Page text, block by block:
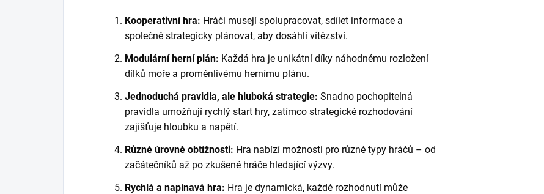
Kooperativní hra: Hráči musejí spolupracovat, sdílet informace a
společně strategicky plánovat, aby dosáhli vítězství.
Modulární herní plán: Každá hra je unikátní díky náhodnému rozložení
dílků moře a proměnlivému hernímu plánu.
Jednoduchá pravidla, ale hluboká strategie: Snadno pochopitelná
pravidla umožňují rychlý start hry, zatímco strategické rozhodování
zajišťuje hloubku a napětí.
Různé úrovně obtížnosti: Hra nabízí možnosti pro různé typy hráčů – od
začátečníků až po zkušené hráče hledající výzvy.
Rychlá a napínavá hra: Hra je dynamická, každé rozhodnutí může